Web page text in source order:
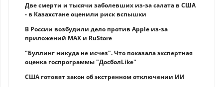
Две смерти и тысячи заболевших из-за салата в США
- в Казахстане оценили риск вспышки
В России возбудили дело против Apple из-за
приложений MAX и RuStore
"Буллинг никуда не исчез". Что показала экспертная
оценка госпрограммы "ДосболLike"
США готовят закон об экстренном отключении ИИ